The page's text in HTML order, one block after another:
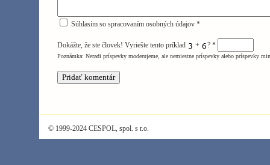
Súhlasím so spracovaním osobných údajov *
Dokážte, že ste človek! Vyriešte tento príklad + ? *
Poznámka: Neradi príspevky moderujeme, ale nemiestne príspevky alebo príspevky
© 1999-2024 CESPOL, spol. s r.o.